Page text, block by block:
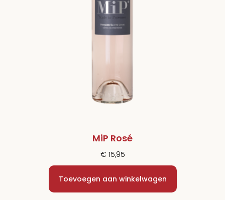
MiP Rosé
€ 15,95
Toevoegen aan winkelwagen